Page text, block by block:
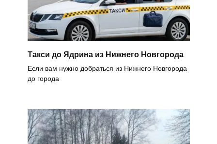
Такси до Ядрина из Нижнего Новгорода
Если вам нужно добраться из Нижнего Новгорода
до города